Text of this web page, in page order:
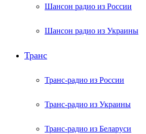
Шансон радио из России
Шансон радио из Украины
Транс
Транс-радио из России
Транс-радио из Украины
Транс-радио из Беларуси